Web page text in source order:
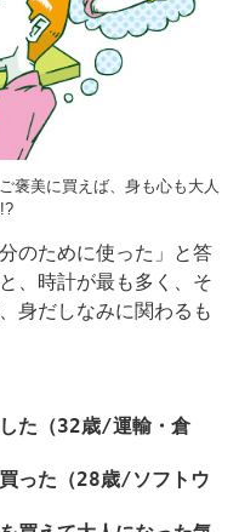
褒美に買えば、身も心も大人
のために使った」と答
、時計が最も多く、そ
身だしなみに関わるも
た（32歳/運輸・倉
った（28歳/ソフトウ